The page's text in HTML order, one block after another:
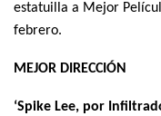
estatuilla a Mejor
febrero.
MEJOR DIRECCIÓN
‘Spike Lee, por